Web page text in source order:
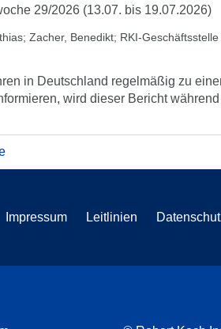
29/2026 (13.07. bis 19.07.2026)
; Zacher, Benedikt; RKI-
in Deutschland regelmäßig zu
wird dieser Bericht
Impressum Leitlinien